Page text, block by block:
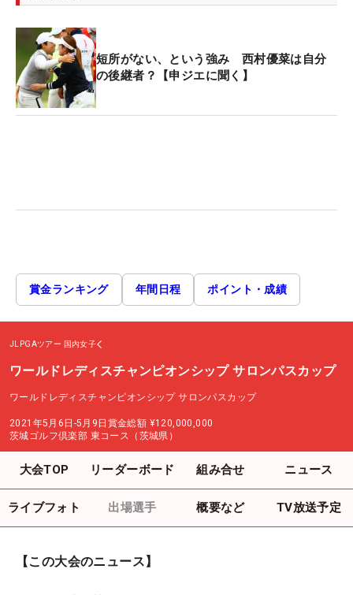
短所がない、という強み 西村優菜は自分
の後継者？【申ジエに聞く】
賞金ランキング 年間日程 ポイント・成績
JLPGAツアー 国内女子
ワールドレディスチャンピオンシップ サロンパスカップ
ワールドレディスチャンピオンシップ サロンパスカップ
2021年5月6日-5月9日 賞金総額 ¥120,000,000
茨城ゴルフ倶楽部 東コース（茨城県）
大会TOP リーダーボード 組み合せ ニュース
ライブフォト 出場選手 概要など TV放送予定
【この大会のニュース】